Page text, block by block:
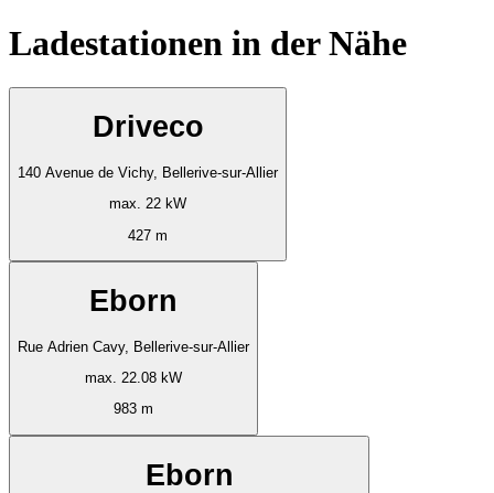
Ladestationen in der Nähe
Driveco
140 Avenue de Vichy, Bellerive-sur-Allier
max. 22 kW
427 m
Eborn
Rue Adrien Cavy, Bellerive-sur-Allier
max. 22.08 kW
983 m
Eborn